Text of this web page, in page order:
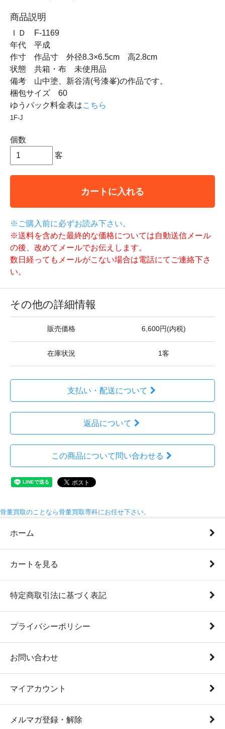
商品説明
ＩＤ F-1169
年代 平成
作寸 作品寸 外径8.3×6.5cm 高2.8cm
状態 共箱・布 未使用品
備考 山中塗、新谷清(号漆峯)の作品です。
梱包サイズ 60
ゆうパック料金表はこちら
1F-J
個数
客
カートに入れる
※ご購入前に必ずお読み下さい。
※送料を含めた最終的な価格については自動送信メール
の後、改めてメールでお伝えします。
数日経ってもメールがこない場合は電話にてご連絡下さ
い。
その他の詳細情報
販売価格 6,600円(内税)
在庫状況 1客
支払い・配送について
返品について
この商品について問い合わせる
骨董買取のことなら骨董買取専科にお任せ下さい。
ホーム
カートを見る
特定商取引法に基づく表記
プライバシーポリシー
お問い合わせ
マイアカウント
メルマガ登録・解除